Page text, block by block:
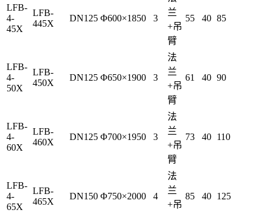
LFB-
4-
45X
LFB-
445X
DN125 Φ600×1850 3
兰
+吊
臂
55 40 85
LFB-
4-
50X
LFB-
450X
DN125 Φ650×1900 3
法
兰
+吊
臂
61 40 90
LFB-
4-
60X
LFB-
460X
DN125 Φ700×1950 3
法
兰
+吊
臂
73 40 110
LFB-
4-
65X
LFB-
465X
DN150 Φ750×2000 4
法
兰
+吊
85 40 125